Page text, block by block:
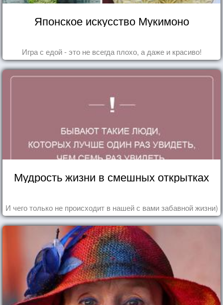
Японское искусство Мукимоно
Игра с едой - это не всегда плохо, а даже и красиво!
Мудрость жизни в смешных открытках
И чего только не происходит в нашей с вами забавной жизни)